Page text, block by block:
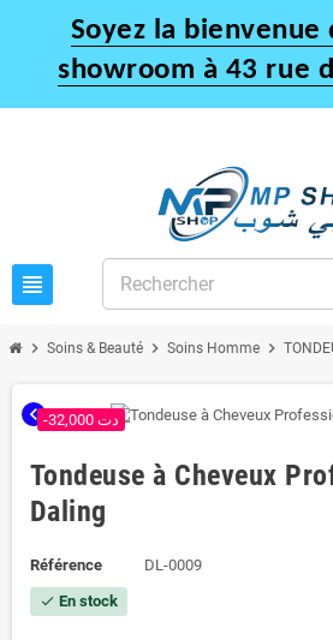
Soyez la bienvenue
showroom à 43 rue
view_headline
chevron_right Soins & Beauté chevron_right Soins Homme chevron_right
chevron_left -32,000 دت
Tondeuse à Cheveux
Daling
Référence DL-0009
check En stock